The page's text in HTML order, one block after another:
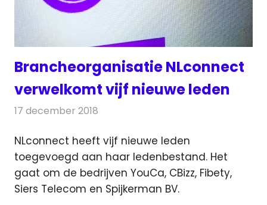
Brancheorganisatie NLconnect
verwelkomt vijf nieuwe leden
17 december 2018
NLconnect heeft vijf nieuwe leden
toegevoegd aan haar ledenbestand. Het
gaat om de bedrijven YouCa, CBizz, Fibety,
Siers Telecom en Spijkerman BV.